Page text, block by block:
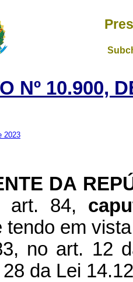
Nº 10.900,
2023
DA
art. 84,
em
no art. 12
da Lei